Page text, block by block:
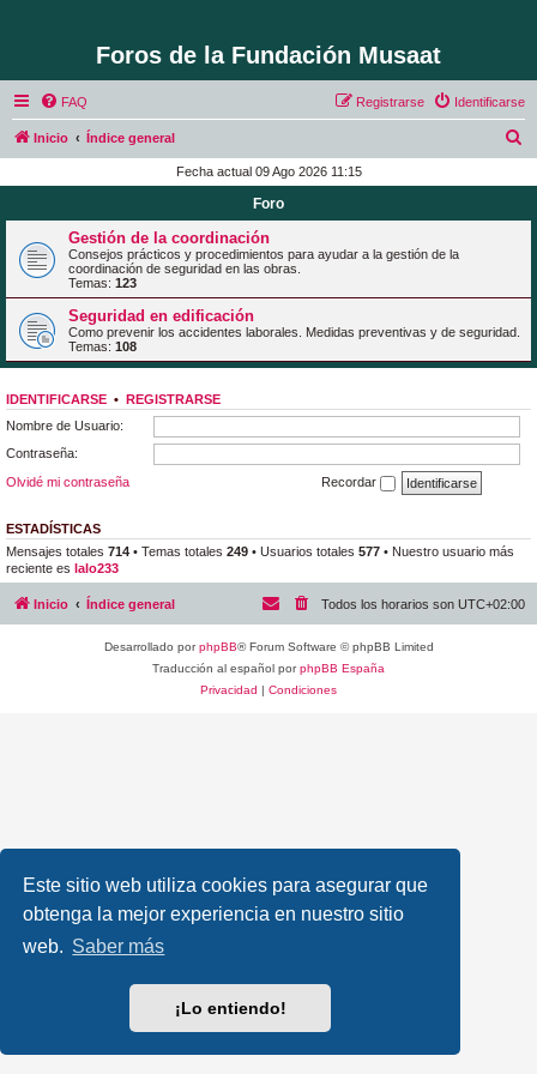
Este sitio web utiliza cookies para asegurar que
obtenga la mejor experiencia en nuestro sitio
web. Saber más
¡Lo entiendo!
Foros de la Fundación Musaat
FAQ Identificarse
Registrarse
Inicio Índice general
c
Fecha actual 09 Ago 2026 11:15
Foro
Gestión de la coordinación
Consejos prácticos y procedimientos para ayudar a la gestión de la
coordinación de seguridad en las obras.
Temas: 123
Seguridad en edificación
Como prevenir los accidentes laborales. Medidas preventivas y de seguridad.
Temas: 108
IDENTIFICARSE • REGISTRARSE
Nombre de Usuario:
Contraseña:
Olvidé mi contraseña
Recordar
ESTADÍSTICAS
Mensajes totales 714 • Temas totales 249 • Usuarios totales 577 • Nuestro usuario más
reciente es lalo233
Inicio Índice general Todos los horarios son UTC+02:00
Desarrollado porphpBB® Forum Software © phpBB Limited
Traducción al español porphpBB España
Privacidad | Condiciones